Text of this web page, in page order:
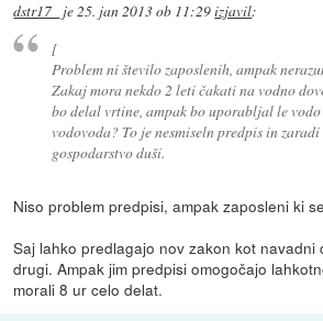
dstr17_ je25. jan 2013 ob 11:29izjavil:
[
Problem ni število zaposlenih, ampak
Zakaj mora nekdo 2 leti čakati na vodno
bo delal vrtine, ampak bo uporabljal le vodo
vodovoda? To je nesmiseln predpis in
gospodarstvo duši.
Niso problem predpisi, ampak zaposleni ki
Saj lahko predlagajo nov zakon kot navadni
drugi. Ampak jim predpisi omogočajo
morali 8 ur celo delat.